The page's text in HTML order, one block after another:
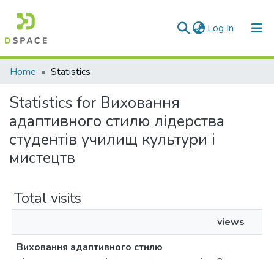
Log In (current)
Communities & Collections
All of DSpace
Home Statistics
Statistics for Виховання
адаптивного стилю лідерства
студентів училищ культури і
мистецтв
Total visits
views
Виховання адаптивного стилю